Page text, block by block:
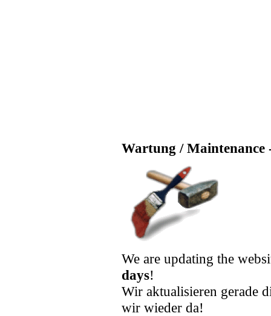
Wartung / Maintenance
We are updating the
days!
Wir aktualisieren gerade
wir wieder da!